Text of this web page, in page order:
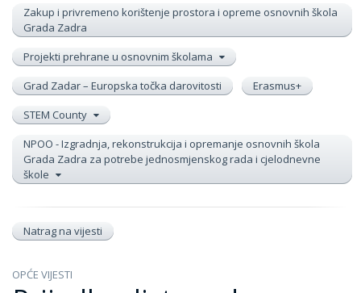
Zakup i privremeno korištenje prostora i opreme osnovnih škola
Grada Zadra
Projekti prehrane u osnovnim školama
Grad Zadar – Europska točka darovitosti
Erasmus+
STEM County
NPOO - Izgradnja, rekonstrukcija i opremanje osnovnih škola
Grada Zadra za potrebe jednosmjenskog rada i cjelodnevne
škole
Natrag na vijesti
OPĆE VIJESTI